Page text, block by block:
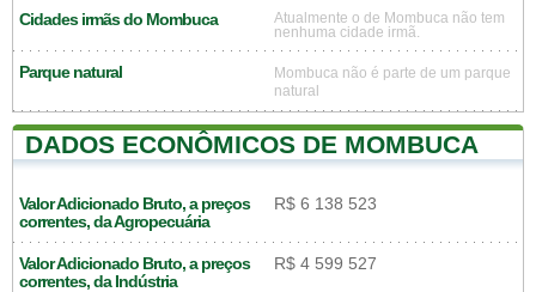
Cidades irmãs do Mombuca
Atualmente o de Mombuca não tem
nenhuma cidade irmã.
Parque natural
Mombuca não é parte de um parque
natural
DADOS ECONÔMICOS DE MOMBUCA
Valor Adicionado Bruto, a preços
correntes, da Agropecuária
R$ 6 138 523
Valor Adicionado Bruto, a preços
correntes, da Indústria
R$ 4 599 527